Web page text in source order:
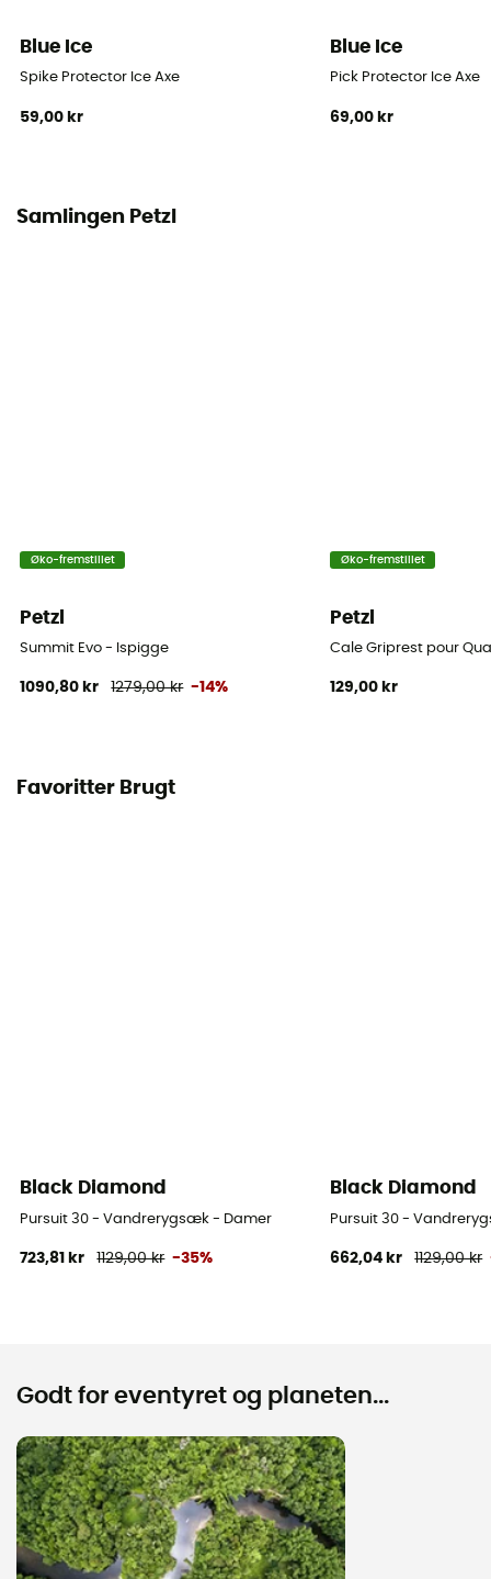
Blue Ice
Spike Protector Ice Axe
59,00 kr
Blue Ice
Pick Protector Ice Axe
69,00 kr
Samlingen Petzl
Øko-fremstillet
Petzl
Summit Evo - Ispigge
1090,80 kr 1279,00 kr -14%
Øko-fremstillet
Petzl
Cale Griprest pour
129,00 kr
Favoritter Brugt
Black Diamond
Pursuit 30 - Vandrerygsæk - Damer
723,81 kr 1129,00 kr -35%
Black Diamond
Pursuit 30 -
662,04 kr 1129,00 kr
Godt for eventyret og planeten...